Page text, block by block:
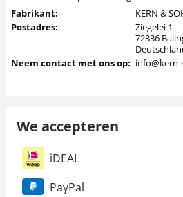
Fabrikant:
KERN &
Postadres:
Ziegelei 1
72336
Neem contact met ons op:
We accepteren
iDEAL
PayPal